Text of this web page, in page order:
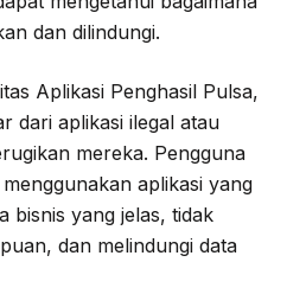
dan dilindungi.
Aplikasi Penghasil Pulsa,
dari aplikasi ilegal atau
mereka. Pengguna
aplikasi yang
bisnis yang jelas, tidak
dan melindungi data